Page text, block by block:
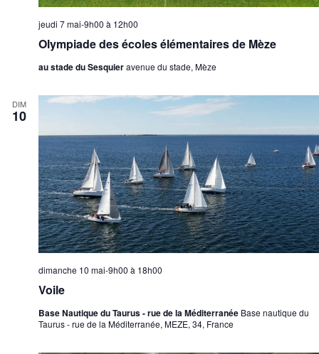
Olympiade des écoles élémentaires de Mèze
jeudi 7 mai-9h00 à 12h00
au stade du Sesquieravenue du stade, Mèze
DIM
10
Voile
dimanche 10 mai-9h00 à 18h00
Base Nautique du Taurus - rue de la Méditerranée Base nautique du
Taurus - rue de la Méditerranée, MEZE, 34, France